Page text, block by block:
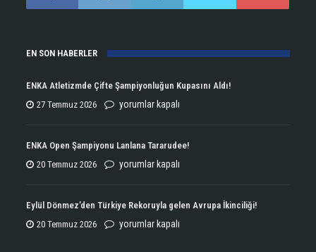
EN SON HABERLER
ENKA Atletizmde Çifte Şampiyonluğun Kupasını Aldı!
27 Temmuz 2026
ENKA
Çifte
Şampiyonluğun
Aldı!
yorumlar kapalı
ENKA Open Şampiyonu Lanlana Tararudee!
20 Temmuz 2026
ENKA
Şampiyonu
Lanlana
yorumlar kapalı
Eylül Dönmez’den Türkiye Rekoruyla gelen Avrupa İkinciliği!
20 Temmuz 2026
Eylül
yorumlar kapalı